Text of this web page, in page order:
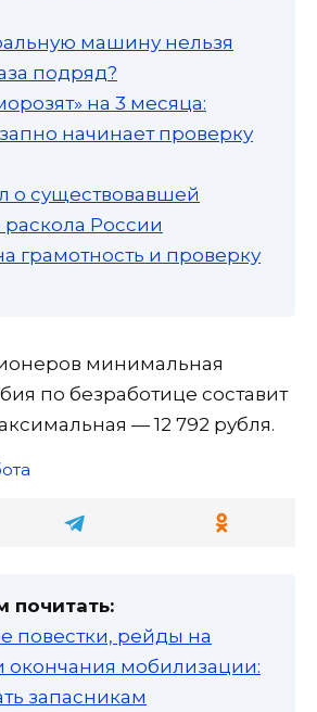
машину нельзя
подряд?
на 3 месяца:
начинает проверку
о существовавшей
России
грамотность и проверку
минимальная
по безработице составит
— 12 792 рубля.
почитать:
повестки, рейды на
окончания мобилизации:
запасникам